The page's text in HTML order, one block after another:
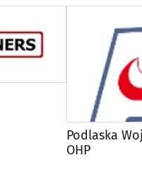
Podlaska
OHP